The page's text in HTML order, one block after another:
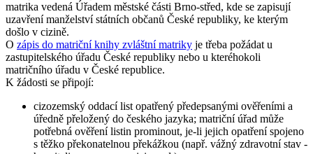
matrika vedená Úřadem městské části Brno-střed, kde se zapisují
uzavření manželství státních občanů České republiky, ke kterým
došlo v cizině.
O zápis do matriční knihy zvláštní matriky je třeba požádat u
zastupitelského úřadu České republiky nebo u kteréhokoli
matričního úřadu v České republice.
K žádosti se připojí:
cizozemský oddací list opatřený předepsanými ověřeními a
úředně přeložený do českého jazyka; matriční úřad může
potřebná ověření listin prominout, je-li jejich opatření spojeno
s těžko překonatelnou překážkou (např. vážný zdravotní stav -